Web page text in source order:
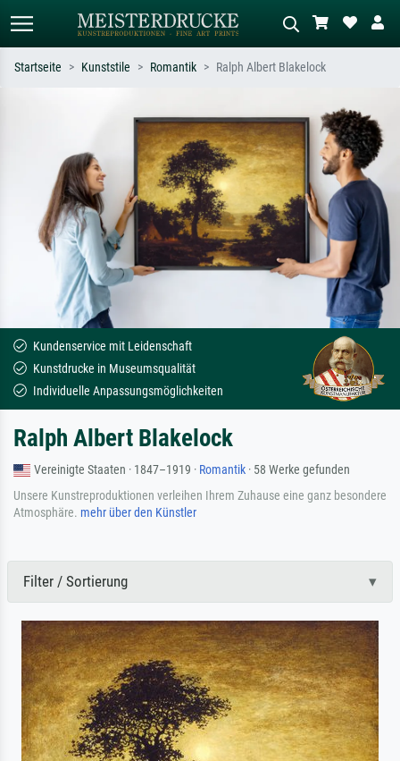
Suchen Sie nach Künstlern, Werktiteln
oder Stilen – z.B. Monet,
Sternennacht, Impressionismus, Welle
Hokusai, Akt.
Beschreiben Sie die Szene – z.B. Grüne
Wiese, Abstrakt mit viel Rot, Dunkles
Ölgemälde, Stehender Akt neben einem
Baum.
Startseite Kunststile Romantik Ralph Albert Blakelock
Kundenservice mit Leidenschaft
Kunstdrucke in Museumsqualität
Individuelle Anpassungsmöglichkeiten
Ralph Albert Blakelock
Vereinigte Staaten · 1847–1919 · Romantik · 58 Werke gefunden
Unsere Kunstreproduktionen verleihen Ihrem Zuhause eine ganz besondere
Atmosphäre. mehr über den Künstler
Filter / Sortierung